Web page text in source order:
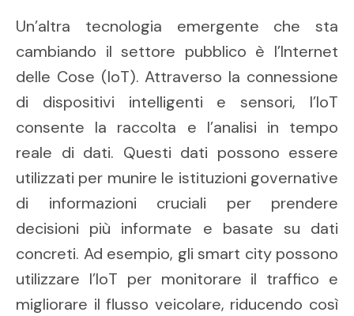
Un’altra tecnologia emergente che sta
cambiando il settore pubblico è l’Internet
delle Cose (IoT). Attraverso la connessione
di dispositivi intelligenti e sensori, l’IoT
consente la raccolta e l’analisi in tempo
reale di dati. Questi dati possono essere
utilizzati per munire le istituzioni governative
di informazioni cruciali per prendere
decisioni più informate e basate su dati
concreti. Ad esempio, gli smart city possono
utilizzare l’IoT per monitorare il traffico e
migliorare il flusso veicolare, riducendo così